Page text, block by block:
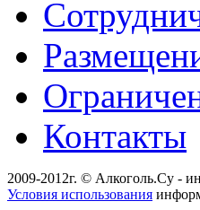
Контакты
2009-2012г. © Алкоголь.Су -
Условия использования